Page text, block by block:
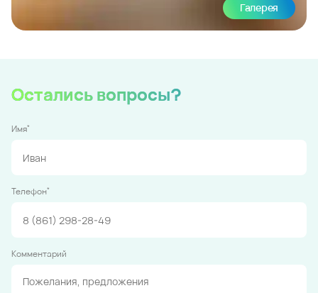
Галерея
Остались вопросы?
Имя*
Телефон*
Комментарий